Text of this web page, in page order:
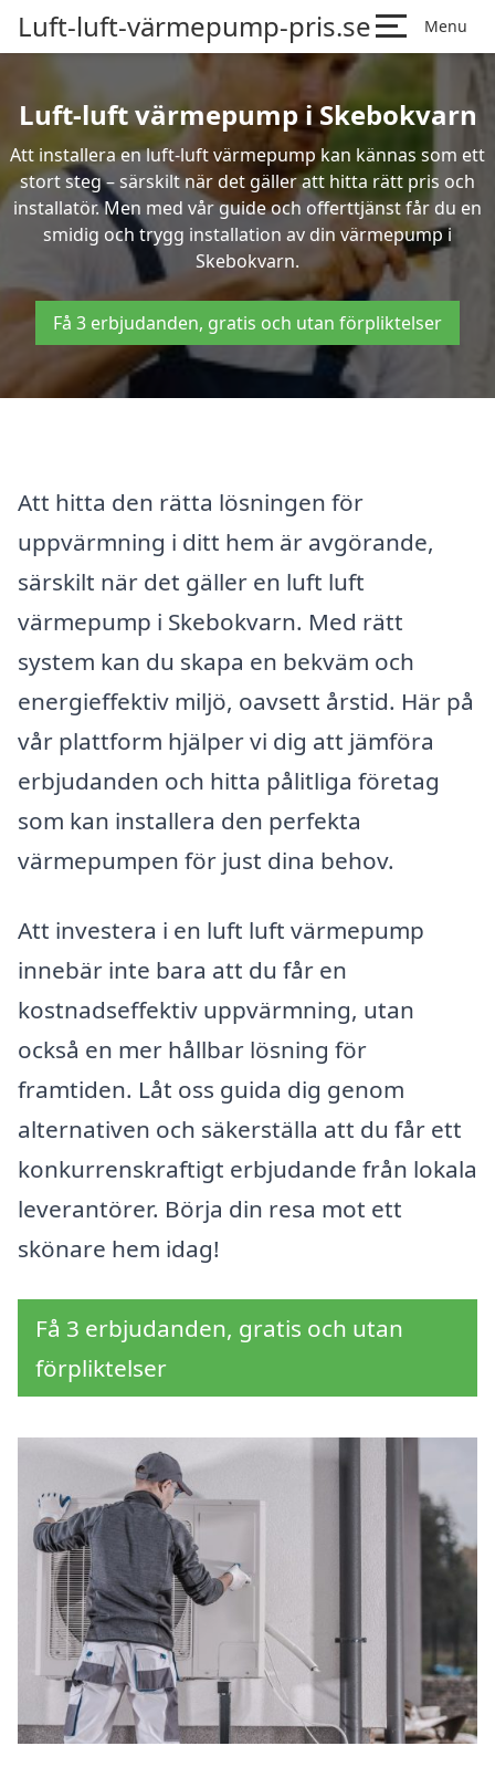
Luft-luft-värmepump-pris.se Menu
Luft-luft värmepump i Skebokvarn
Att installera en luft-luft värmepump kan kännas som ett
stort steg – särskilt när det gäller att hitta rätt pris och
installatör. Men med vår guide och offerttjänst får du en
smidig och trygg installation av din värmepump i
Skebokvarn.
Få 3 erbjudanden, gratis och utan förpliktelser
Att hitta den rätta lösningen för
uppvärmning i ditt hem är avgörande,
särskilt när det gäller en luft luft
värmepump i Skebokvarn. Med rätt
system kan du skapa en bekväm och
energieffektiv miljö, oavsett årstid. Här på
vår plattform hjälper vi dig att jämföra
erbjudanden och hitta pålitliga företag
som kan installera den perfekta
värmepumpen för just dina behov.
Att investera i en luft luft värmepump
innebär inte bara att du får en
kostnadseffektiv uppvärmning, utan
också en mer hållbar lösning för
framtiden. Låt oss guida dig genom
alternativen och säkerställa att du får ett
konkurrenskraftigt erbjudande från lokala
leverantörer. Börja din resa mot ett
skönare hem idag!
Få 3 erbjudanden, gratis och utan
förpliktelser